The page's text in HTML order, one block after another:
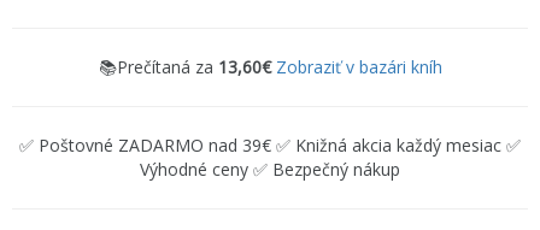
📚Prečítaná za 13,60€ Zobraziť v bazári kníh
✅ Poštovné ZADARMO nad 39€ ✅ Knižná akcia každý mesiac ✅
Výhodné ceny ✅ Bezpečný nákup